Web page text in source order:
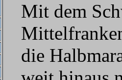
Mit dem
die